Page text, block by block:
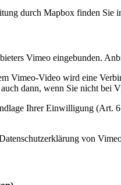
durch Mapbox finden Sie
Vimeo eingebunden.
Vimeo-Video wird eine
dann, wenn Sie nicht bei
Ihrer Einwilligung (Art.
von